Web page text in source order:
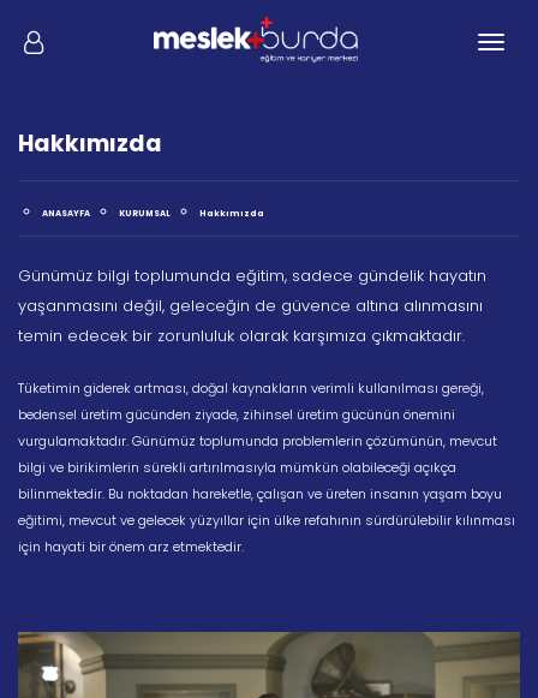
Hakkımızda
ANASAYFA KURUMSAL Hakkımızda
Günümüz bilgi toplumunda eğitim, sadece gündelik hayatın
yaşanmasını değil, geleceğin de güvence altına alınmasını
temin edecek bir zorunluluk olarak karşımıza çıkmaktadır.
Tüketimin giderek artması, doğal kaynakların verimli kullanılması gereği,
bedensel üretim gücünden ziyade, zihinsel üretim gücünün önemini
vurgulamaktadır. Günümüz toplumunda problemlerin çözümünün, mevcut
bilgi ve birikimlerin sürekli artırılmasıyla mümkün olabileceği açıkça
bilinmektedir. Bu noktadan hareketle, çalışan ve üreten insanın yaşam boyu
eğitimi, mevcut ve gelecek yüzyıllar için ülke refahının sürdürülebilir kılınması
için hayati bir önem arz etmektedir.